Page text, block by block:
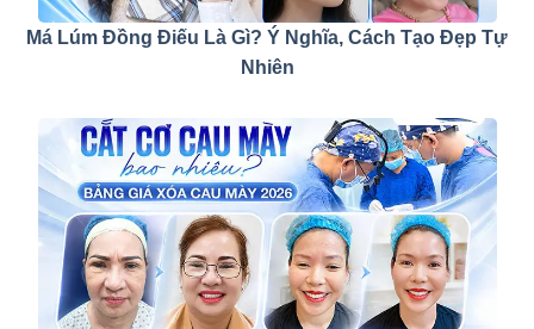
Má Lúm Đồng Điếu Là Gì? Ý Nghĩa, Cách Tạo Đẹp Tự
Nhiên